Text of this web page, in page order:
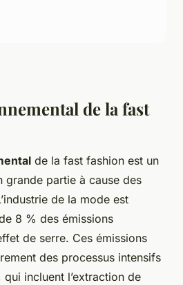
de la fast
de la fast fashion est un
grande partie à cause des
de la mode est
8 % des émissions
de serre. Ces émissions
des processus intensifs
incluent l’extraction de